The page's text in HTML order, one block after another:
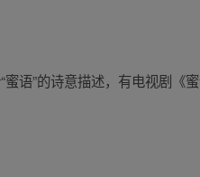
语”的诗意描述，有电视剧《